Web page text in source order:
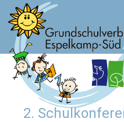
Zum
Inhalt
springen
Espelkamp-
Süd
Benkhausen,
2.